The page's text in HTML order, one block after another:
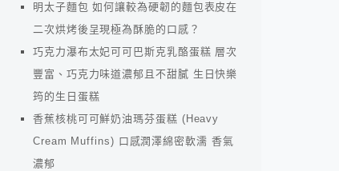
明太子麵包 如何讓較為硬韌的麵包表皮在
二次烘烤後呈現極為酥脆的口感？
巧克力瀑布太妃可可巴斯克乳酪蛋糕 層次
豐富、巧克力味道濃郁且不甜膩 生日快樂
筠的生日蛋糕
香蕉核桃可可鮮奶油瑪芬蛋糕 (Heavy
Cream Muffins) 口感潤澤綿密軟濡 香氣
濃郁